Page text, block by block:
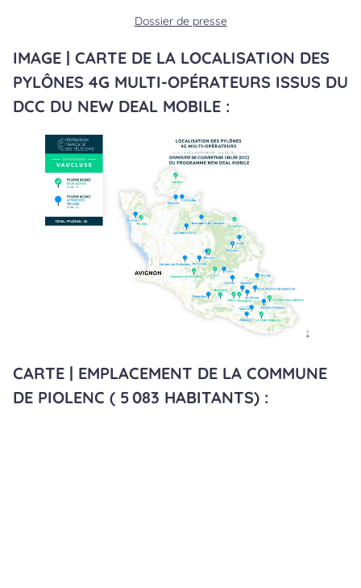
Dossier de presse
IMAGE | CARTE DE LA LOCALISATION DES
PYLÔNES 4G MULTI-OPÉRATEURS ISSUS DU
DCC DU NEW DEAL MOBILE :
CARTE | EMPLACEMENT DE LA COMMUNE
DE PIOLENC ( 5 083 HABITANTS) :